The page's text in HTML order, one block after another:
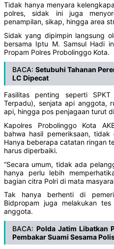
Tidak hanya menyara
polres, sidak ini juga
penampilan, sikap, hingga area
Sidak yang dipimpin langsung
bersama Iptu M. Samsul Hadi
Propam Polres Probolinggo Kota.
BACA: Setubuhi Tahanan
LC Dipecat
Fasilitas penting seperti SPKT
Terpadu), senjata api anggota,
api, hingga pos penjagaan turut
Kapolres Probolinggo Kota
bahwa hasil pemeriksaan, tidak
Hanya beberapa catatan ringan
harus diperbaiki.
“Secara umum, tidak ada
hanya perlu lebih
bagian citra Polri di mata
Tak hanya berhenti di
Bidpropam juga melakukan
anggota.
BACA: Polda Jatim Libatkan
Pembakar Suami Sesama